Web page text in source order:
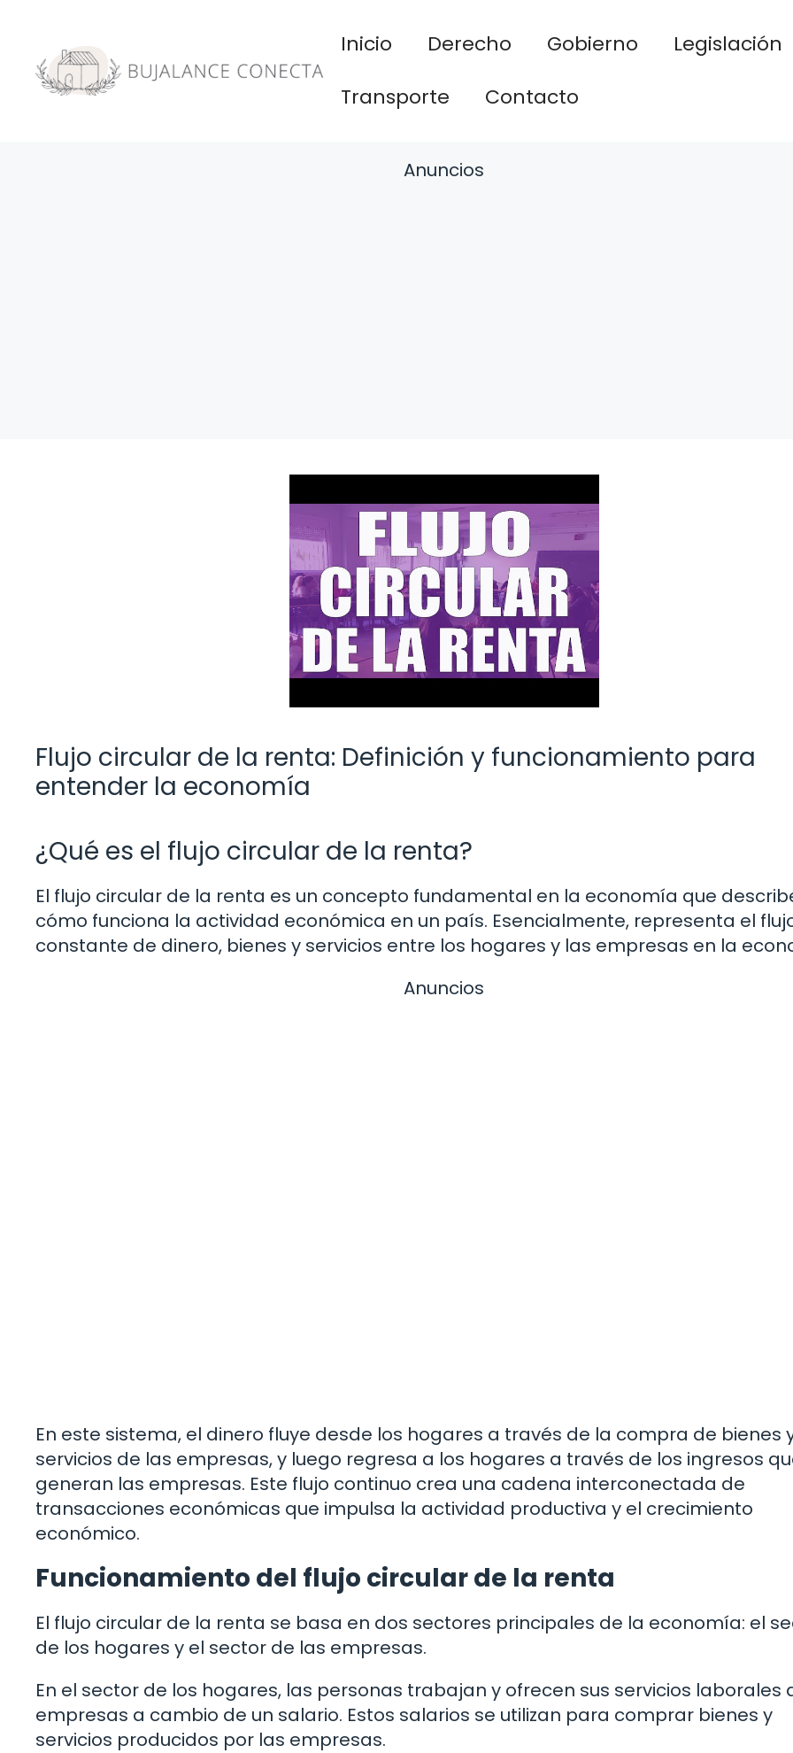
contenido
Inicio Derecho Gobierno
Legislación
Transporte
Contacto
Anuncios
Flujo circular de la renta: Definición y funcionamiento para
entender la economía
¿Qué es el flujo circular de la renta?
El flujo circular de la renta es un concepto fundamental en la economía que
cómo funciona la actividad económica en un país. Esencialmente, representa el
constante de dinero, bienes y servicios entre los hogares y las empresas en la
Anuncios
En este sistema, el dinero fluye desde los hogares a través de la compra de bienes
servicios de las empresas, y luego regresa a los hogares a través de los ingresos
generan las empresas. Este flujo continuo crea una cadena interconectada de
transacciones económicas que impulsa la actividad productiva y el crecimiento
económico.
Funcionamiento del flujo circular de la renta
El flujo circular de la renta se basa en dos sectores principales de la economía: el
de los hogares y el sector de las empresas.
En el sector de los hogares, las personas trabajan y ofrecen sus servicios laborales
empresas a cambio de un salario. Estos salarios se utilizan para comprar bienes y
servicios producidos por las empresas.